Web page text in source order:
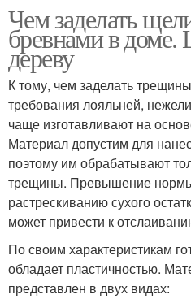
Чем заделать
бревнами в
дереву
К тому, чем заделать
требования лояльней,
чаще изготавливают на
Материал допустим для
поэтому им обрабатывают
трещины. Превышение нормы
растрескиванию сухого
может привести к
По своим характеристикам
обладает пластичностью.
представлен в двух видах: